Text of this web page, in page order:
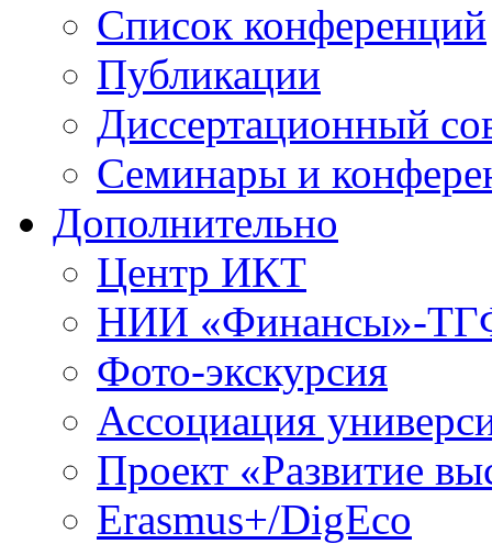
Список конференций
Публикации
Диссертационный
Семинары и
Дополнительно
Центр ИКТ
НИИ «Финансы»-
Фото-экскурсия
Ассоциация
Проект «Развитие
Erasmus+/DigEco